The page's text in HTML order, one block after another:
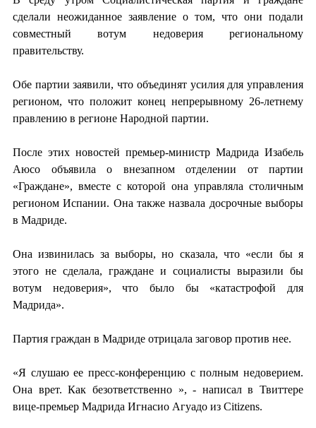
сделали неожиданное заявление о том, что они подали
совместный вотум недоверия региональному
правительству.
Обе партии заявили, что объединят усилия для управления
регионом, что положит конец непрерывному 26-летнему
правлению в регионе Народной партии.
После этих новостей премьер-министр Мадрида Изабель
Аюсо объявила о внезапном отделении от партии
«Граждане», вместе с которой она управляла столичным
регионом Испании. Она также назвала досрочные выборы
в Мадриде.
Она извинилась за выборы, но сказала, что «если бы я
этого не сделала, граждане и социалисты выразили бы
вотум недоверия», что было бы «катастрофой для
Мадрида».
Партия граждан в Мадриде отрицала заговор против нее.
«Я слушаю ее пресс-конференцию с полным недоверием.
Она врет. Как безответственно », - написал в Твиттере
вице-премьер Мадрида Игнасио Агуадо из Citizens.